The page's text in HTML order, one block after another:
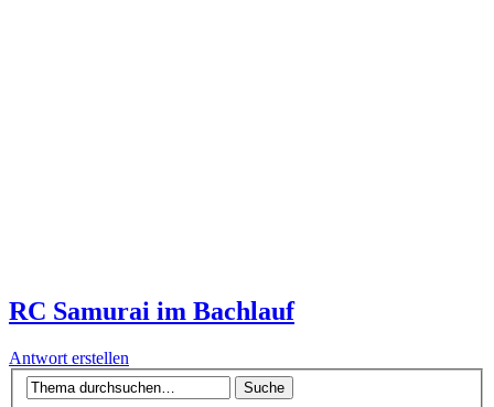
RC Samurai im Bachlauf
Antwort erstellen